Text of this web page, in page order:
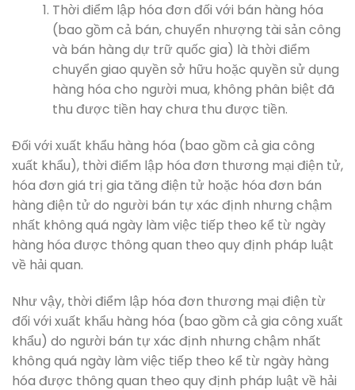
Thời điểm lập hóa đơn đối với bán hàng hóa
(bao gồm cả bán, chuyển nhượng tài sản công
và bán hàng dự trữ quốc gia) là thời điểm
chuyển giao quyền sở hữu hoặc quyền sử dụng
hàng hóa cho người mua, không phân biệt đã
thu được tiền hay chưa thu được tiền.
Đối với xuất khẩu hàng hóa (bao gồm cả gia công
xuất khẩu), thời điểm lập hóa đơn thương mại điện tử,
hóa đơn giá trị gia tăng điện tử hoặc hóa đơn bán
hàng điện tử do người bán tự xác định nhưng chậm
nhất không quá ngày làm việc tiếp theo kể từ ngày
hàng hóa được thông quan theo quy định pháp luật
về hải quan.
Như vậy, thời điểm lập hóa đơn thương mại điện từ
đối với xuất khẩu hàng hóa (bao gồm cả gia công xuất
khẩu) do người bán tự xác định nhưng chậm nhất
không quá ngày làm việc tiếp theo kể từ ngày hàng
hóa được thông quan theo quy định pháp luật về hải